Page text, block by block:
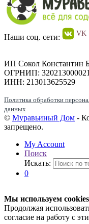
Наши соц. сети: VK
ИП Сокол Константин
ОГРНИП:
ИНН: 213013625529
Политика обработки
данных
© Муравьиный Дом -
запрещено.
My Account
Поиск
Искать:
0
Мы используем
Продолжая
согласие на работу с